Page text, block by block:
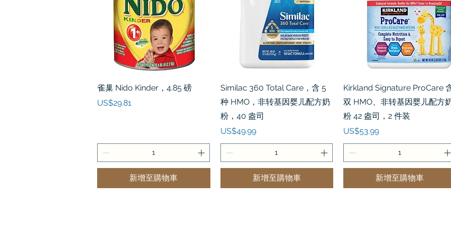
快速瀏覽
雀巢 Nido Kinder，4.85 磅
價格
US$29.81
新增至購物車
快速瀏覽
Similac 360 Total Care，含 5
种 HMO，非转基因婴儿配方奶
粉，40 盎司
價格
US$49.99
新增至購物車
快速瀏覽
Kirkland Signature ProCare
双 HMO、非转基因婴儿配方
粉 42 盎司，2 件装
價格
US$53.99
新增至購物車